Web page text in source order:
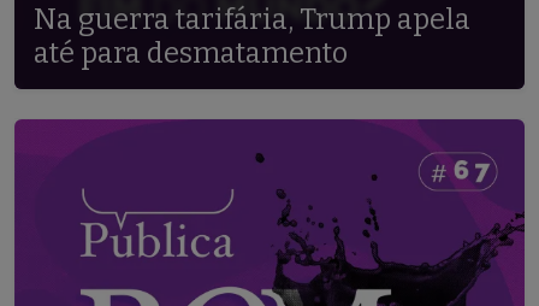
Na guerra tarifária, Trump apela
até para desmatamento